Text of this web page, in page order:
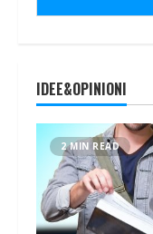
IDEE&OPINIONI
2 MIN READ